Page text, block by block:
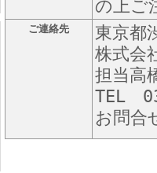
の上ご
ご連絡先
東京都
株式会
担当高
TEL
お問合